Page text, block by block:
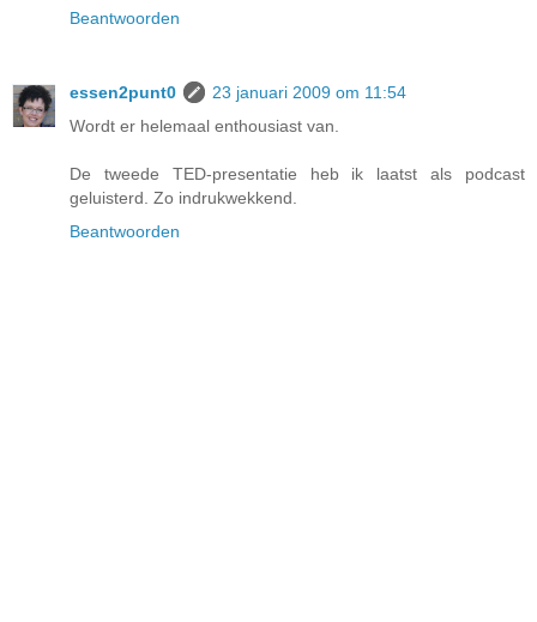
Beantwoorden
essen2punt0
23 januari 2009 om 11:54
Wordt er helemaal enthousiast van.
De tweede TED-presentatie heb ik laatst als podcast
geluisterd. Zo indrukwekkend.
Beantwoorden